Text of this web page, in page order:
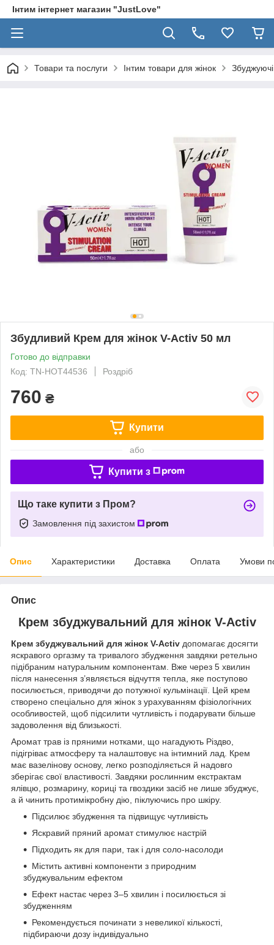
Інтим інтернет магазин "JustLove"
Товари та послуги Інтим товари для жінок
Збудливий Крем для жінок V-Activ 50 мл
Готово до відправки
Код: TN-HOT44536
Роздріб
760 ₴
Купити
або
Купити з
Що таке купити з Пром?
Замовлення під захистом
Опис Характеристики Доставка Оплата Умови
Опис
Крем збуджувальний для жінок V-Activ
Крем збуджувальний для жінок V-Activ допомагає досягти
яскравого оргазму та тривалого збудження завдяки ретельно
підібраним натуральним компонентам. Вже через 5 хвилин
після нанесення з’являється відчуття тепла, яке поступово
посилюється, приводячи до потужної кульмінації. Цей крем
створено спеціально для жінок з урахуванням фізіологічних
особливостей, щоб підсилити чутливість і подарувати більше
задоволення від близькості.
Аромат трав із пряними нотками, що нагадують Різдво,
підігріває атмосферу та налаштовує на інтимний лад. Крем
має вазелінову основу, легко розподіляється й надовго
зберігає свої властивості. Завдяки рослинним екстрактам
ялівцю, розмарину, кориці та гвоздики засіб не лише збуджує,
а й чинить протимікробну дію, піклуючись про шкіру.
Підсилює збудження та підвищує чутливість
Яскравий пряний аромат стимулює настрій
Підходить як для пари, так і для соло-насолоди
Містить активні компоненти з природним
збуджувальним ефектом
Ефект настає через 3–5 хвилин і посилюється зі
збудженням
Рекомендується починати з невеликої кількості,
підбираючи дозу індивідуально